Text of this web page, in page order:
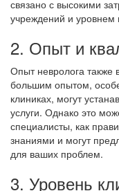
связано с высокими
учреждений и уровнем
2. Опыт и
Опыт невролога также
большим опытом,
клиниках, могут
услуги. Однако это
специалисты, как
знаниями и могут
для ваших проблем.
3. Уровень